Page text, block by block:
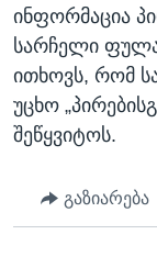
ინფორმაცია
სარჩელი
ითხოვს, რომ
უცხო
შეწყვიტოს.
გაზიარება